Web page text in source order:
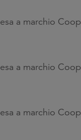
a marchio Coop
a marchio Coop
a marchio Coop